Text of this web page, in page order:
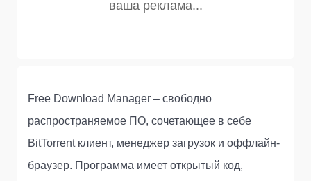
Free Download Manager – свободно
распространяемое ПО, сочетающее в себе
BitTorrent клиент, менеджер загрузок и оффлайн-
браузер. Программа имеет открытый код,